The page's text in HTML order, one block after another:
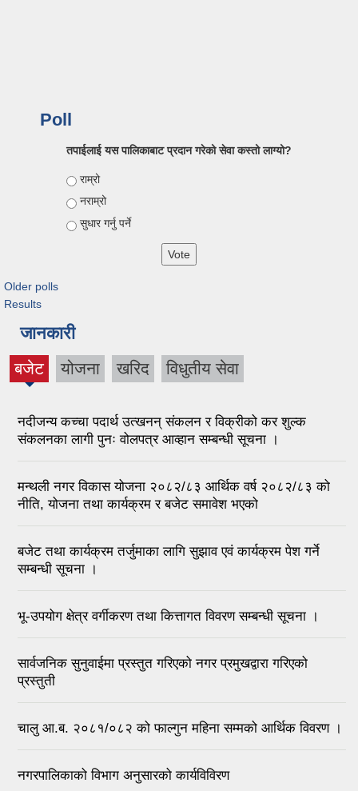
Poll
तपाईलाई यस पालिकाबाट प्रदान गरेको सेवा कस्तो लाग्यो?
Choices
राम्रो
नराम्रो
सुधार गर्नु पर्ने
Older polls
Results
जानकारी
बजेट योजना खरिद विधुतीय सेवा
नदीजन्य कच्चा पदार्थ उत्खनन् संकलन र विक्रीको कर शुल्क
संकलनका लागी पुनः वोलपत्र आव्हान सम्बन्धी सूचना ।
मन्थली नगर विकास योजना २०८२/८३ आर्थिक वर्ष २०८२/८३ को
नीति, योजना तथा कार्यक्रम र बजेट समावेश भएको
बजेट तथा कार्यक्रम तर्जुमाका लागि सुझाव एवं कार्यक्रम पेश गर्ने
सम्बन्धी सूचना ।
भू-उपयोग क्षेत्र वर्गीकरण तथा कित्तागत विवरण सम्बन्धी सूचना ।
सार्वजनिक सुनुवाईमा प्रस्तुत गरिएको नगर प्रमुखद्वारा गरिएको
प्रस्तुती
चालु आ.ब. २०८१/०८२ को फाल्गुन महिना सम्मको आर्थिक विवरण ।
नगरपालिकाको विभाग अनुसारको कार्यविविरण